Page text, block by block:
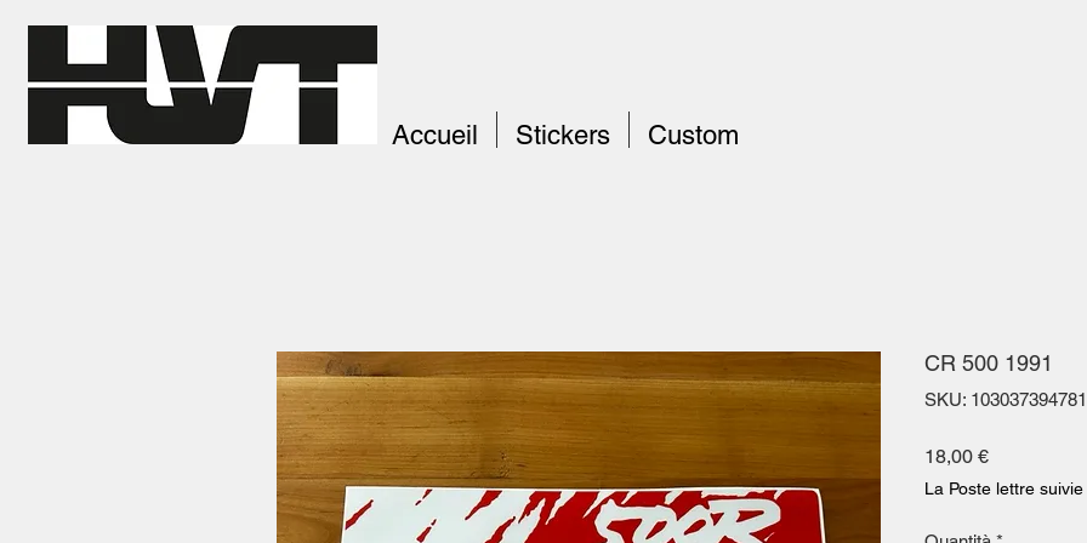
Accueil Stickers Custom
CR 500 1991
SKU: 103037394781
18,00 €Prezzo
La Poste lettre suivie